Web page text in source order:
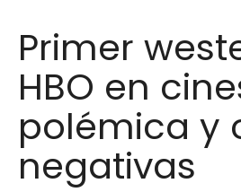
Primer
HBO en
polémica y
negativas